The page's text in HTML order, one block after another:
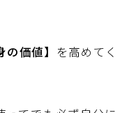
の価値】 を高めてく